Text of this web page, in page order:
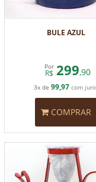
BULE AZUL
Por
R$ 299,90
3x de 99,97com
COMPRAR